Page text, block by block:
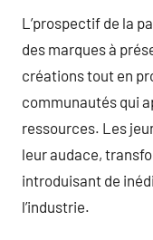
L’prospectif de la
des marques à
créations tout en
communautés qui
ressources. Les
leur audace,
introduisant de
l’industrie.